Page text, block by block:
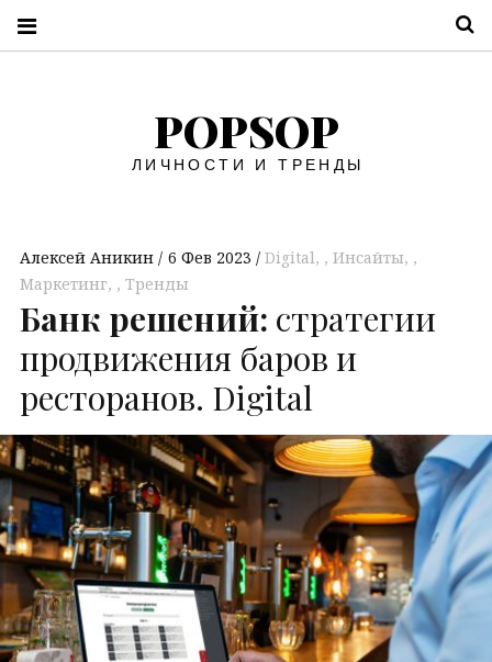
POPSOP
ЛИЧНОСТИ И ТРЕНДЫ
Алексей Аникин 6 Фев 2023 Digital, Инсайты,
Маркетинг, Тренды
Банк решений: стратегии
продвижения баров и
ресторанов. Digital